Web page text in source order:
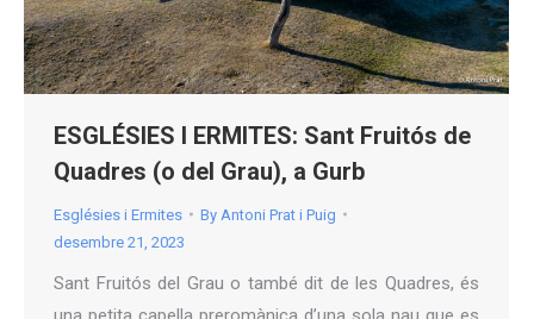
ESGLÉSIES I ERMITES: Sant Fruitós de
Quadres (o del Grau), a Gurb
Esglésies i Ermites By Antoni Prat i Puig
desembre 21, 2023
Sant Fruitós del Grau o també dit de les Quadres, és